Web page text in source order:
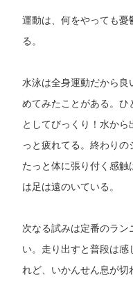
運動は、何をやっても
る。
水泳は全身運動だから
めてみたことがある。ひ
としてびっくり！水か
っと疲れてる。終わり
たっと体に張り付く感触
は足は遠のいている。
次なる試みは定番のラ
い。走り出すと普段は
れど、いかんせん息が